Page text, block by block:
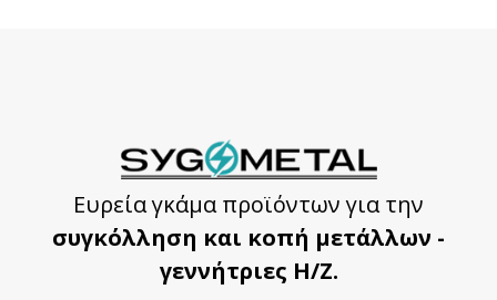
Ευρεία γκάμα προϊόντων για την
συγκόλληση και κοπή μετάλλων -
γεννήτριες Η/Ζ.